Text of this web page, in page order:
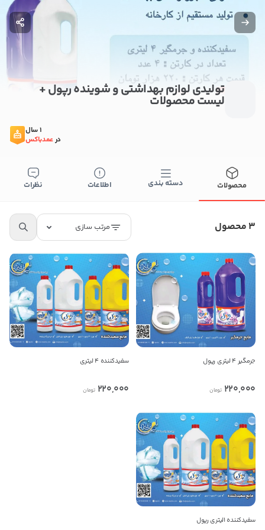
تولیدی لوازم بهداشتی و شوینده رپول +
لیست محصولات
1 سال
درعمدباکس
محصولات دسته بندی اطلاعات نظرات
3 محصول مرتب سازی
جرمگیر ۴ لیتری رپول
220,000 تومان
سفیدکننده ۴ لیتری
220,000 تومان
سفیدکننده ۱لیتری رپول
اطلاعات تماس
تولیدی لوازم بهداشتی و شوینده رپول
کپی 09945117603
پیام در واتس‌اپ
بدیهی است عمدباکس هیچ نوع مسئولیتی در قبال نداشته و
صحت موارد ذکر شده بر عهده فرد آگهی دهنده می باشد.